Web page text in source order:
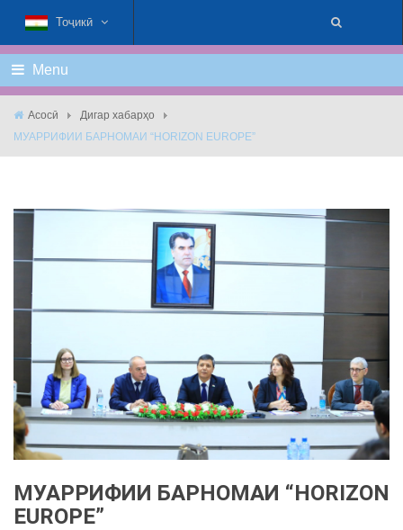
Тоҷикӣ
Menu
Асосӣ
Дигар хабарҳо
МУАРРИФИИ БАРНОМАИ “HORIZON EUROPE”
МУАРРИФИИ БАРНОМАИ “HORIZON
EUROPE”